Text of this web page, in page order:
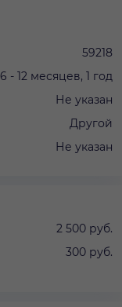
59218
6 - 12 месяцев, 1 год
Не указан
Другой
Не указан
2 500 руб.
300 руб.